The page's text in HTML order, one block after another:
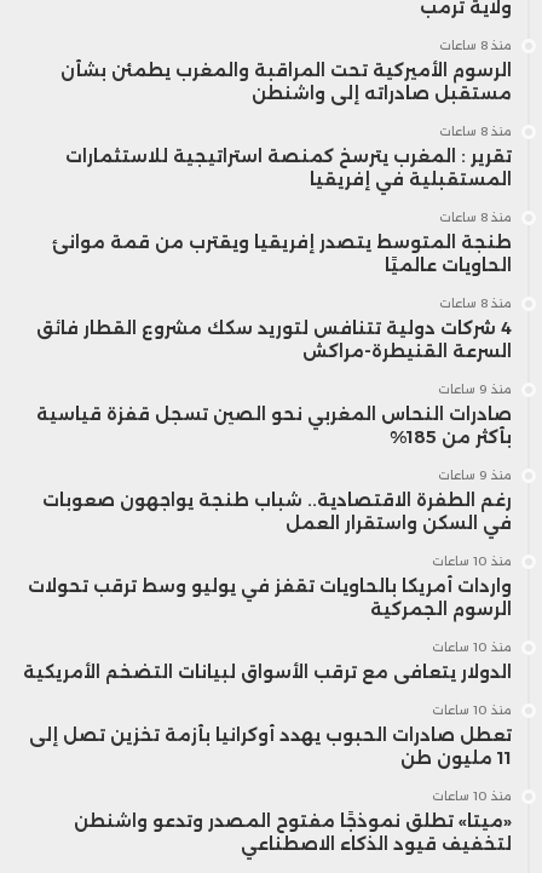
وخلق فرص جديدة.
أما عندما تصل الأموال إلى شخص تجاوز
الخامسة والخمسين، فإن استخدامها يميل
إلى أن يكون أكثر تحفظًا، من خلال زيادة
المدخرات، أو تسديد الديون، أو الاستثمار في
أدوات منخفضة المخاطر استعدادًا للتقاعد أو
بهدف نقل الأموال إلى الجيل التالي.
وتدعم دراسة صادرة عن مجلس الاحتياطي
الفيدرالي الأمريكي هذا الاتجاه، إذ تشير إلى أن
يؤدي غالبًا إلى تغييرات محدودة في أنماط
الاستهلاك أو أسلوب الحياة اليومية.
يُعد قطاع الإسكان من أبرز المجالات التي تأثرت
بتأخر انتقال الثروة بين الأجيال.
ففي الماضي، كان الميراث يمثل فرصة
ولاية ترمب
منذ 8 ساعات
الرسوم الأميركية تحت المراقبة والمغرب يطمئن بشأن
مستقبل صادراته إلى واشنطن
منذ 8 ساعات
تقرير : المغرب يترسخ كمنصة استراتيجية للاستثمارات
المستقبلية في إفريقيا
منذ 8 ساعات
طنجة المتوسط يتصدر إفريقيا ويقترب من قمة موانئ
الحاويات عالميًا
منذ 8 ساعات
4 شركات دولية تتنافس لتوريد سكك مشروع القطار فائق
السرعة القنيطرة-مراكش
منذ 9 ساعات
صادرات النحاس المغربي نحو الصين تسجل قفزة قياسية
بأكثر من 185%
منذ 9 ساعات
رغم الطفرة الاقتصادية.. شباب طنجة يواجهون صعوبات
في السكن واستقرار العمل
منذ 10 ساعات
واردات أمريكا بالحاويات تقفز في يوليو وسط ترقب تحولات
الرسوم الجمركية
منذ 10 ساعات
الدولار يتعافى مع ترقب الأسواق لبيانات التضخم الأمريكية
منذ 10 ساعات
تعطل صادرات الحبوب يهدد أوكرانيا بأزمة تخزين تصل إلى
11 مليون طن
منذ 10 ساعات
«ميتا» تطلق نموذجًا مفتوح المصدر وتدعو واشنطن
لتخفيف قيود الذكاء الاصطناعي